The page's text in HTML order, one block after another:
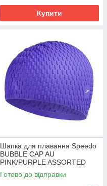
Купити
Шапка для плавання Speedo
BUBBLE CAP AU
PINK/PURPLE ASSORTED
бузковий Унісекс OSFM 8-
70929D669-2
Готово до відправки